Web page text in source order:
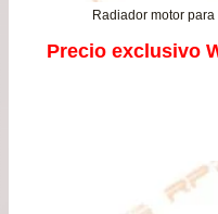
Radiador motor
Precio exclusivo